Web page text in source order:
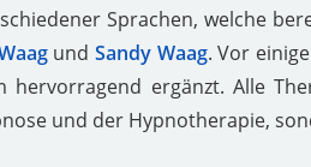
Sprachen, welche
undSandy Waag. Vor
hervorragend ergänzt. Alle
und der Hypnotherapie,